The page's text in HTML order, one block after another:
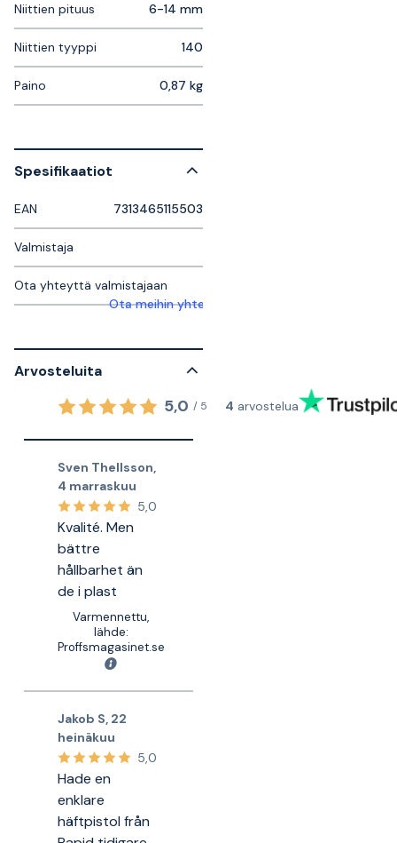
Niittien pituus 6-14 mm
Niittien tyyppi 140
Paino 0,87 kg
Spesifikaatiot
EAN 7313465115503
Valmistaja
Ota yhteyttä valmistajaan
Ota meihin yhteyttä saadaksesi lisätietoja
Arvosteluita
5,0 / 5 4 arvostelua
Sven Thellsson,
4 marraskuu
5,0
Kvalité. Men
bättre
hållbarhet än
de i plast
Varmennettu,
lähde:
Proffsmagasinet.se
Jakob S, 22
heinäkuu
5,0
Hade en
enklare
häftpistol från